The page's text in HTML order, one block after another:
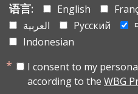
语言: English
العربية
Русский
Indonesian
I consent to my
according to the WBG